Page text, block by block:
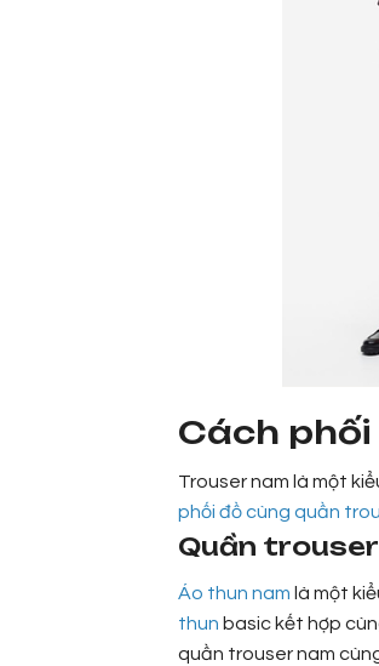
Cách
Trouser nam là một
phối đồ cùng quần
Quần
Áo thun nam là một
thun basic kết hợp
quần trouser nam